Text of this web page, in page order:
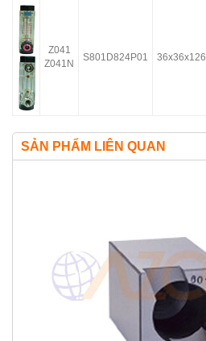
Z041
Z041N
S801D824P01 36x36x126
SẢN PHẨM LIÊN QUAN